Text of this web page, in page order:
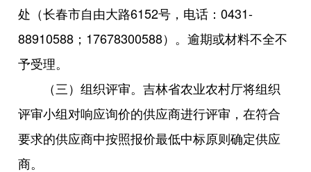
处（长春市自由大路6152号，电话：0431-
88910588；17678300588）。逾期或材料不全不
予受理。
（三）组织评审。吉林省农业农村厅将组织
评审小组对响应询价的供应商进行评审，在符合
要求的供应商中按照报价最低中标原则确定供应
商。